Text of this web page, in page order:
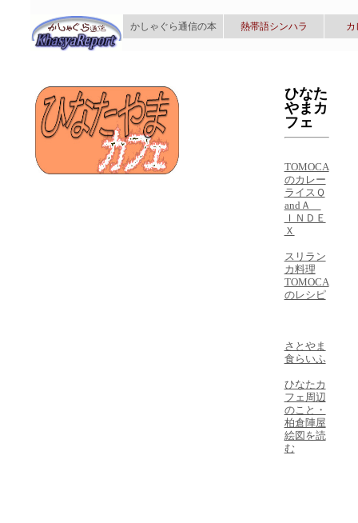
かしゃぐら通信の本 熱帯語シンハラ カ
ひなた
やまカ
フェ
TOMOCA
のカレー
ライスＱ
andＡ
ＩＮＤＥ
Ｘ
スリラン
カ料理
TOMOCA
のレシピ
さとやま
食らいふ
ひなたカ
フェ周辺
のこと・
柏倉陣屋
絵図を読
む